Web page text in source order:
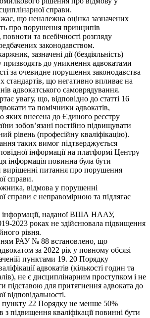
справи.
що неналежна оцінка зазначених
про порушення принципів
повноти та всебічності розгляду
законодавством.
зазначені дії (бездіяльність)
до уникнення адвокатами
за очевидне порушення законодавства
стандартів, що негативно впливає на
адвокатського самоврядування.
увагу, що, відповідно до статті 16
та помічники адвокатів,
яких внесена до Єдиного реєстру
зобов’язані постійно підвищувати
рівень (професійну кваліфікацію).
таких вимог підтверджується
інформації на платформі Центру
інформація повинна була бути
вирішенні питання про порушення
справи.
відмова у порушенні
справи є неправомірною та підлягає
інформації, наданої ВША НААУ,
2023 роках не здійснювала підвищення
рівня.
РАУ № 88 встановлено, що
за 2022 рік у повному обсязі
пунктами 19. 20 Порядку
адвокатів (кількості годин та
не є дисциплінарним проступком і не
підставою для притягнення адвоката до
відповідальності.
пункту 22 Порядку не менше 50%
з підвищення кваліфікації повинні бути